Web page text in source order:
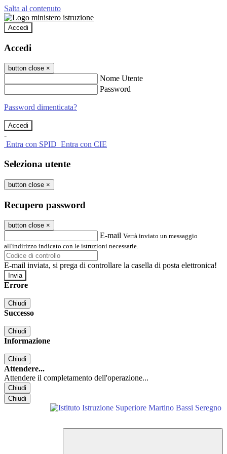
Salta al contenuto
Accedi
Accedi
button close ×
Nome Utente
Password
Password dimenticata?
-
Entra con SPID Entra con CIE
Seleziona utente
button close ×
Recupero password
button close ×
E-mail Verrà inviato un messaggio
all'indirizzo indicato con le istruzioni necessarie.
E-mail inviata, si prega di controllare la casella di posta elettronica!
Errore
Chiudi
Successo
Chiudi
Informazione
Chiudi
Attendere...
Attendere il completamento dell'operazione...
Chiudi
Chiudi